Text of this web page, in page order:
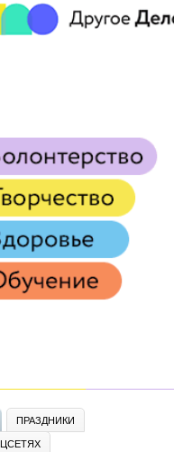
ПРАЗДНИКИ